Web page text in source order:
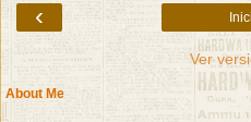
‹
Ver
About Me